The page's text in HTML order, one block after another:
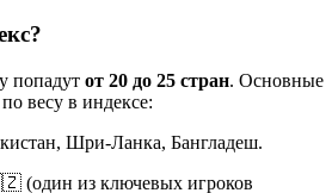
попадут от 20 до 25 стран. Основные
весу в индексе:
Шри-Ланка, Бангладеш.
(один из ключевых игроков